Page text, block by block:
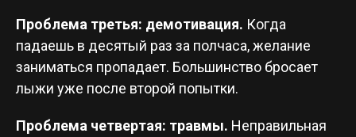
Проблема третья: демотивация. Когда
падаешь в десятый раз за полчаса, желание
заниматься пропадает. Большинство бросает
лыжи уже после второй попытки.
Проблема четвертая: травмы. Неправильная